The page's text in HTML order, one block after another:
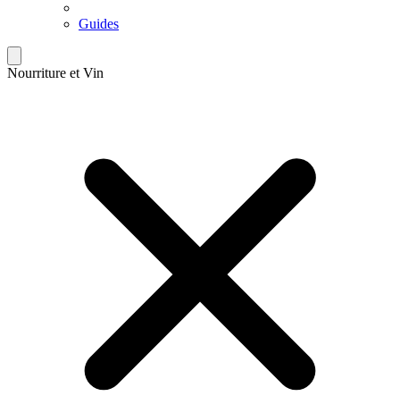
Guides
Nourriture et Vin